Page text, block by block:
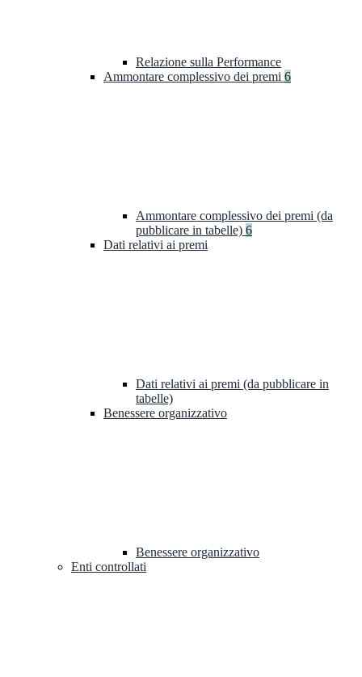
Relazione sulla Performance
Ammontare complessivo dei premi 6
Ammontare complessivo dei premi (da
pubblicare in tabelle) 6
Dati relativi ai premi
Dati relativi ai premi (da pubblicare in
tabelle)
Benessere organizzativo
Benessere organizzativo
Enti controllati